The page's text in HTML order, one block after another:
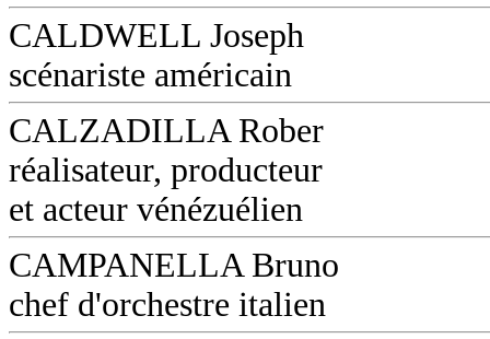
CALDWELL Joseph
scénariste américain
CALZADILLA Rober
réalisateur, producteur
et acteur vénézuélien
CAMPANELLA Bruno
chef d'orchestre italien